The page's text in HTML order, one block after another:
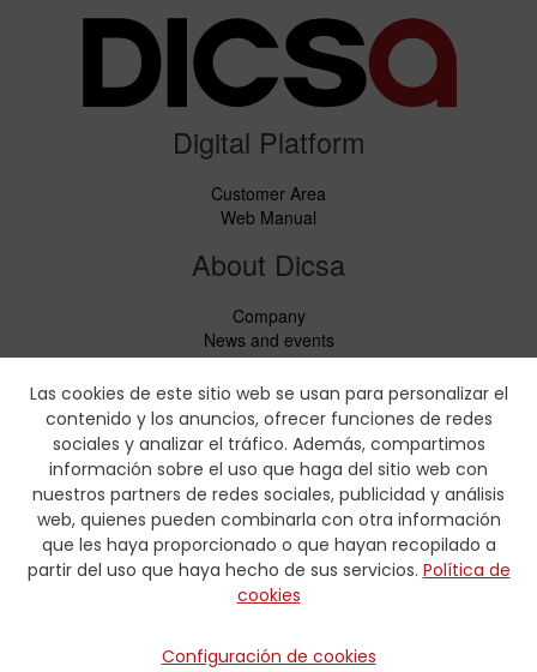
Las cookies de este sitio web se usan para personalizar el
contenido y los anuncios, ofrecer funciones de redes
sociales y analizar el tráfico. Además, compartimos
información sobre el uso que haga del sitio web con
nuestros partners de redes sociales, publicidad y análisis
web, quienes pueden combinarla con otra información
que les haya proporcionado o que hayan recopilado a
partir del uso que haya hecho de sus servicios. Política de
cookies
Configuración de cookies
Digital Platform
Customer Area
Web Manual
About Dicsa
Company
News and events
Services
Code of Conduct
Social responsability
CbC Report
Downloads
Price lists and leaflets
Certificates
Crimping charts
Hydraulic Forms
Contact